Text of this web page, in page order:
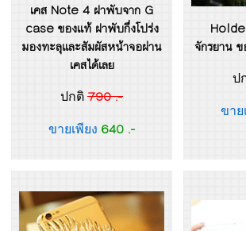
เคส Note 4 ฝาพับจาก G
case ของแท้ ฝาพับกึ่งโปร่ง
มองทะลุและสัมผัสหน้าจอผ่าน
เคสได้เลย
ปกติ 790 .-
ขายเพียง 640 .-
จักรยาน
ป
ขาย